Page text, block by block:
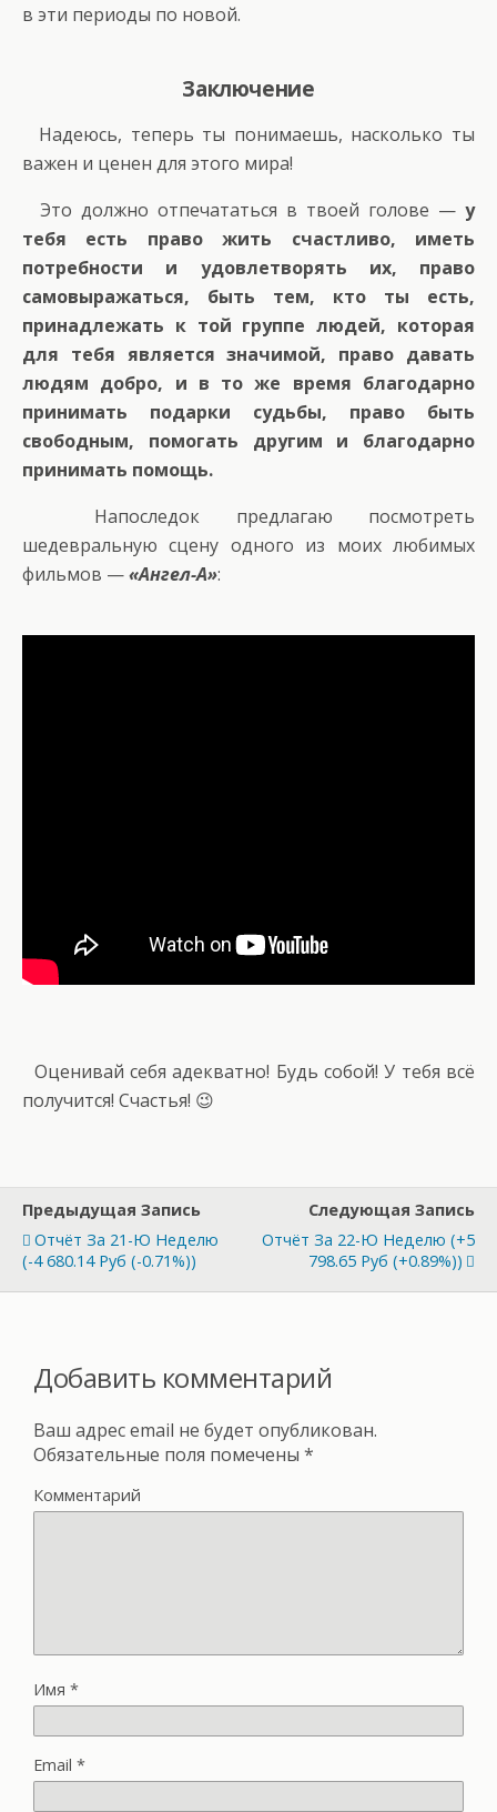
в эти периоды по новой.
Заключение
Надеюсь, теперь ты понимаешь, насколько ты
важен и ценен для этого мира!
Это должно отпечататься в твоей голове — у
тебя есть право жить счастливо, иметь
потребности и удовлетворять их, право
самовыражаться, быть тем, кто ты есть,
принадлежать к той группе людей, которая
для тебя является значимой, право давать
людям добро, и в то же время благодарно
принимать подарки судьбы, право быть
свободным, помогать другим и благодарно
принимать помощь.
Напоследок предлагаю посмотреть
шедевральную сцену одного из моих любимых
фильмов —«Ангел-А»:
Оценивай себя адекватно! Будь собой! У тебя всё
получится! Счастья! 😉
Предыдущая Запись
Отчёт За 21-Ю Неделю
(-4 680.14 Руб (-0.71%))
Следующая Запись
Отчёт За 22-Ю Неделю (+5
798.65 Руб (+0.89%))
Добавить комментарий
Ваш адрес email не будет опубликован.
Обязательные поля помечены *
Комментарий
Имя *
Email *